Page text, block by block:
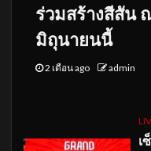
ร่วมสร้างสีสัน
มิถุนายนนี้
2 เดือน ago admin
เ